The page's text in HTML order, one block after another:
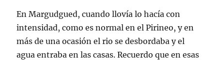
En Margudgued, cuando llovía lo hacía con
intensidad, como es normal en el Pirineo, y en
más de una ocasión el rio se desbordaba y el
agua entraba en las casas. Recuerdo que en esas